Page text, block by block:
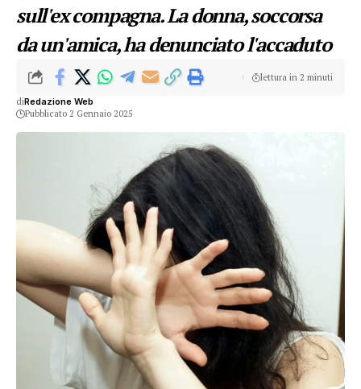
sull'ex compagna. La donna, soccorsa
da un'amica, ha denunciato l'accaduto
diRedazione Web
Pubblicato 2 Gennaio 2025
lettura in 2 minuti